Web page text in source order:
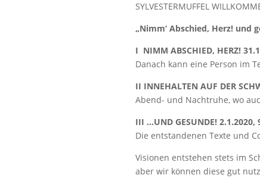
SYLVESTERMUFFEL
„Nimm‘ Abschied, Herz! und
I NIMM ABSCHIED, HERZ!
Danach kann eine Person im
II INNEHALTEN AUF DER
Abend- und Nachtruhe, wo
III …UND GESUNDE!
Die entstandenen Texte und
Visionen entstehen stets im
aber wir können diese gut